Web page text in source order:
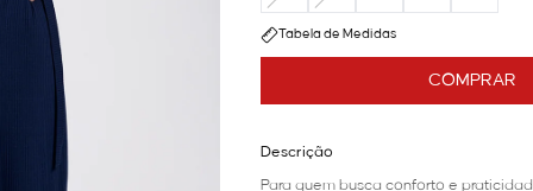
COMPRAR
Tabela de Medidas
Descrição
Para quem busca conforto e